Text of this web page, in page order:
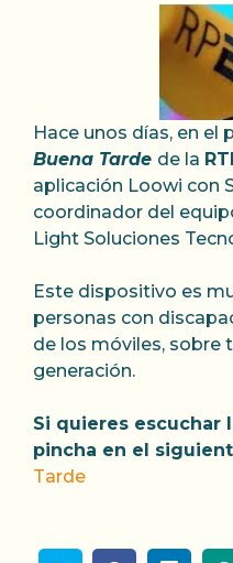
Hace unos días, en el
Buena Tarde de la
aplicación Loowi con
coordinador del
Light Soluciones
Este dispositivo es
personas con
de los móviles, sobre
generación.
Si quieres escuchar
pincha en el
Tarde